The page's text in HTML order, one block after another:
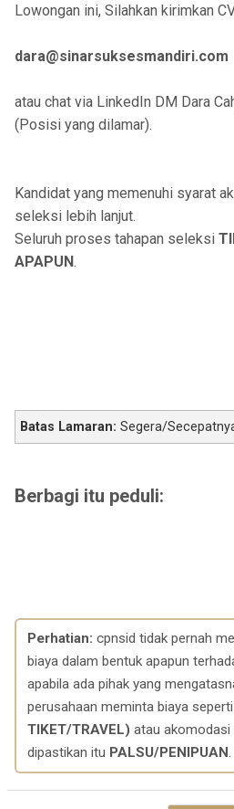
Lowongan ini, Silahkan kirimkan
dara@sinarsuksesmandiri.com
atau chat via LinkedIn DM Dara
(Posisi yang dilamar).
Kandidat yang memenuhi syarat
seleksi lebih lanjut.
Seluruh proses tahapan seleksi
APAPUN.
Batas Lamaran: Segera/
Berbagi itu peduli:
Perhatian: cpnsid tidak pernah
biaya dalam bentuk apapun
apabila ada pihak yang
perusahaan meminta biaya
TIKET/TRAVEL) atau akomodasi
dipastikan itu PALSU/PENIPUAN.